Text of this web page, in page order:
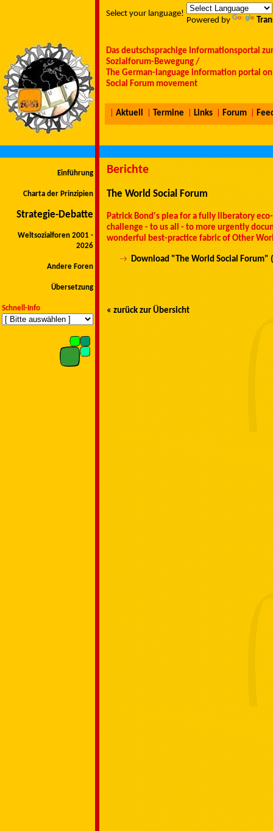
Select your language!
Powered by
Das deutschsprachige Informationsportal
Sozialforum-Bewegung /
The German-language information portal
Social Forum movement
Aktuell Termine Links Forum
Einführung
Charta der Prinzipien
Strategie-Debatte
Weltsozialforen 2001 -
2026
Andere Foren
Übersetzung
Schnell-Info
Berichte
The World Social Forum
Patrick Bond's plea for a fully liberatory
challenge - to us all - to more urgently
wonderful best-practice fabric of Other
Download "The World Social Forum"
« zurück zur Übersicht